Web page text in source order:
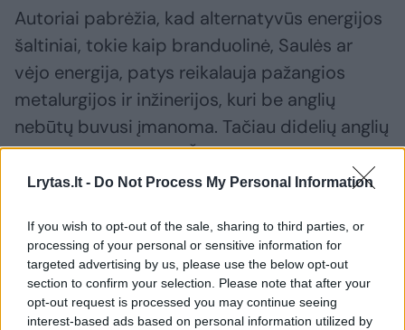
Lrytas.lt - Do Not Process My Personal Information
If you wish to opt-out of the sale, sharing to third parties, or
processing of your personal or sensitive information for
targeted advertising by us, please use the below opt-out
section to confirm your selection. Please note that after your
opt-out request is processed you may continue seeing
interest-based ads based on personal information utilized by
Autoriai pabrėžia, kad alternatyvūs energijos
šaltiniai, tokie kaip branduolinė, Saulės ar
vėjo energija, patys reikalauja pažangios
metalurgijos ir inžinerijos, kuri be anglių
nebūtų buvusi įmanoma. Tačiau didelių anglių
telkinių susidarymas Žemėje buvo įmanomas
tik sutapus daugeliui sudėtingų aplinkybių:
reikalingų anglių susiformavo per maždaug
70 milijonų metų laikotarpį Karbono ir Permo
geologiniuose perioduose, kai atogrąžų pelkių
miškai buvo palaidoti tektoninėse įgriuvose,